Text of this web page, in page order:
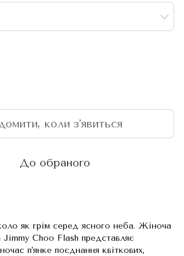
коли з'явиться
До обраного
як грім серед ясного неба. Жіноча
Choo Flash представляє
п'янке поєднання квіткових,